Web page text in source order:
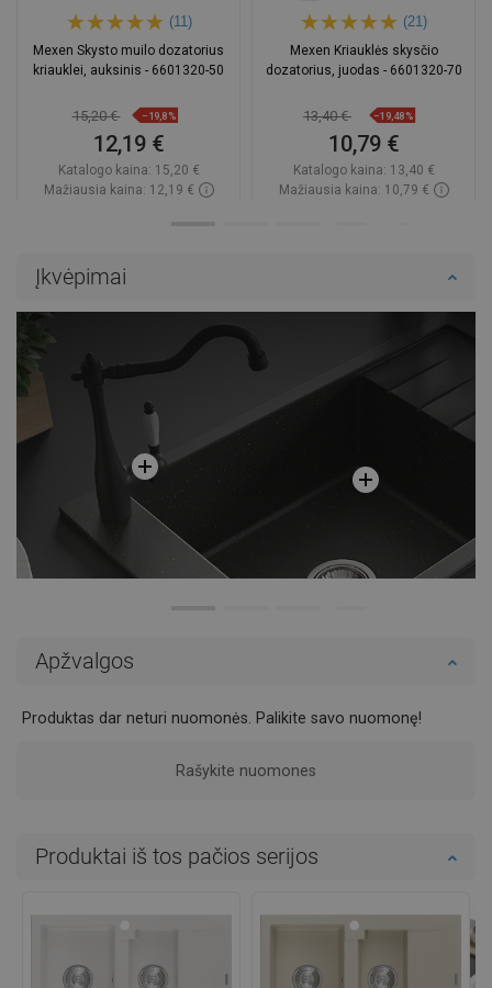
(11)
Mexen Skysto muilo dozatorius
kriauklei, auksinis - 6601320-50
15,20 € −19,8%
12,19 €
Katalogo kaina: 15,20 €
Mažiausia kaina: 12,19 €
(21)
Mexen Kriauklės skysčio
dozatorius, juodas - 6601320-70
13,40 € −19,48%
10,79 €
Katalogo kaina: 13,40 €
Mažiausia kaina: 10,79 €
Įkvėpimai
Apžvalgos
Produktas dar neturi nuomonės. Palikite savo nuomonę!
Rašykite nuomones
Produktai iš tos pačios serijos